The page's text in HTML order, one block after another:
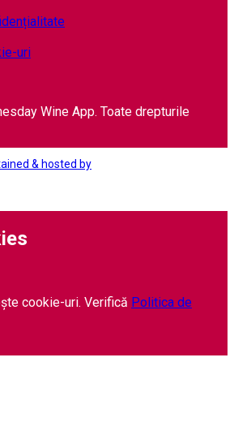
uri
Wine App. Toate drepturile
& hosted by
cookie-uri. Verifică Politica de